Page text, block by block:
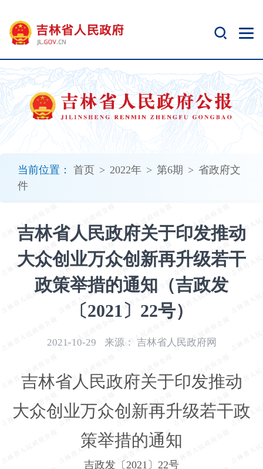
当前位置： 首页 > 2022年 > 第6期 > 省政府文
件
吉林省人民政府关于印发推动
大众创业万众创新再升级若干
政策举措的通知（吉政发
〔2021〕22号）
2021-10-29 来源： 吉林省人民政府网
吉林省人民政府关于印发推动
大众创业万众创新再升级若干政
策举措的通知
吉政发〔2021〕22号
开
无
障
碍
说
明
加